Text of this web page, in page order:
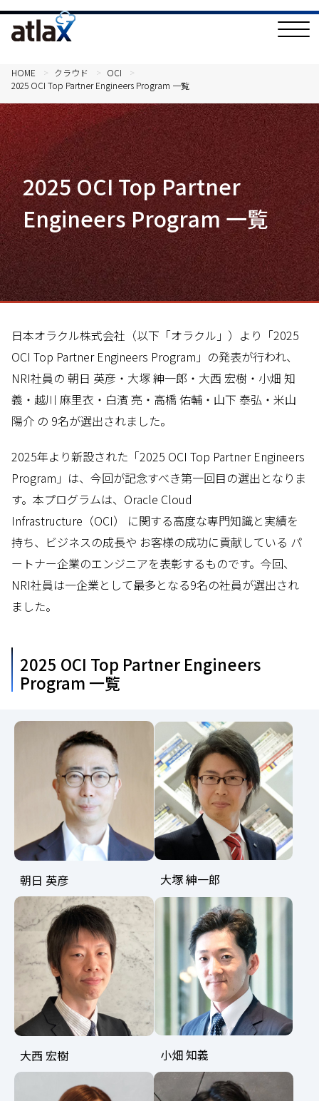
T
o
a
v
g
a
i
o
n
HOME クラウド
OCI
2025 OCI Top Partner Engineers Program 一覧
2025 OCI Top Partner
Engineers Program 一覧
日本オラクル株式会社（以下「オラクル」）より「2025
OCI Top Partner Engineers Program」の発表が行われ、
NRI社員の 朝日 英彦・大塚 紳一郎・大西 宏樹・小畑 知
義・越川 麻里衣・白濱 亮・高橋 佑輔・山下 泰弘・米山
陽介 の 9名が選出されました。
2025年より新設された「2025 OCI Top Partner Engineers
Program」は、今回が記念すべき第一回目の選出となりま
す。本プログラムは、Oracle Cloud
Infrastructure（OCI） に関する高度な専門知識と実績を
持ち、ビジネスの成長や お客様の成功に貢献している パ
ートナー企業のエンジニアを表彰するものです。今回、
NRI社員は一企業として最多となる9名の社員が選出され
ました。
2025 OCI Top Partner Engineers
Program 一覧
朝日 英彦 大塚 紳一郎
大西 宏樹 小畑 知義